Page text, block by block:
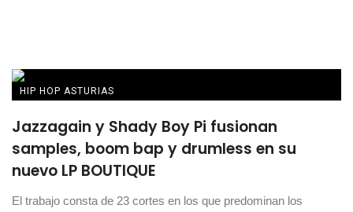
HIP HOP ASTURIAS
Jazzagain y Shady Boy Pi fusionan
samples, boom bap y drumless en su
nuevo LP BOUTIQUE
El trabajo consta de 23 cortes en los que predominan los